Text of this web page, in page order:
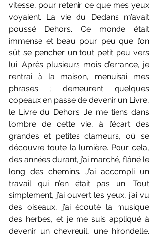
vitesse, pour retenir ce que mes yeux
voyaient. La vie du Dedans m’avait
poussé Dehors. Ce monde était
immense et beau pour peu que l’on
sût se pencher un tout petit peu vers
lui. Après plusieurs mois d’errance, je
rentrai à la maison, menuisai mes
phrases ; demeurent quelques
copeaux en passe de devenir un Livre,
le Livre du Dehors. Je me tiens dans
l’ombre de cette vie, à l’écart des
grandes et petites clameurs, où se
découvre toute la lumière. Pour cela,
des années durant, j’ai marché, flâné le
long des chemins. J’ai accompli un
travail qui n’en était pas un. Tout
simplement, j’ai ouvert les yeux, j’ai vu
des oiseaux, j’ai écouté la musique
des herbes, et je me suis appliqué à
devenir un chevreuil, une hirondelle.